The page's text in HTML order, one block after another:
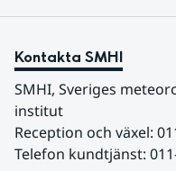
Kontakta SMHI
SMHI, Sveriges
institut
Reception och växel:
Telefon kundtjänst: